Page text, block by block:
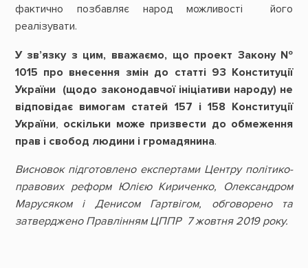
фактично позбавляє народ можливості його
реалізувати.
У зв’язку з цим, вважаємо, що проект Закону №
1015 про внесення змін до статті 93 Конституції
України (щодо законодавчої ініціативи народу) не
відповідає вимогам статей 157 і 158 Конституції
України, оскільки може призвести до обмеження
прав і свобод людини і громадянина.
Висновок підготовлено експертами Центру політико-
правових реформ Юлією Кириченко, Олександром
Марусяком і Денисом Гартвігом, обговорено та
затверджено Правлінням ЦППР 7 жовтня 2019 року.